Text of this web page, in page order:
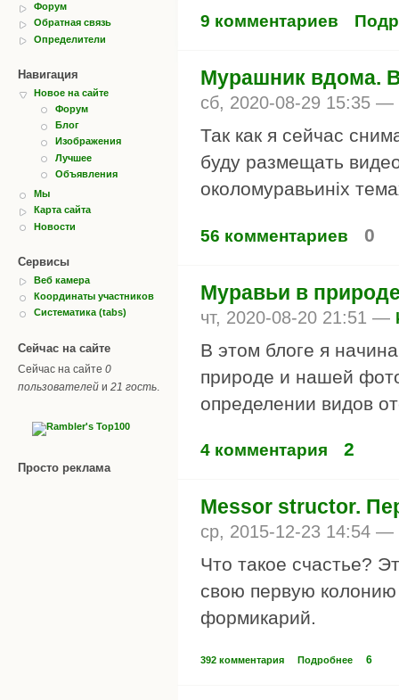
Форум
Обратная связь
Определители
Навигация
Новое на сайте
Форум
Блог
Изображения
Лучшее
Объявления
Мы
Карта сайта
Новости
Сервисы
Веб камера
Координаты участников
Систематика (tabs)
Сейчас на сайте
Сейчас на сайте 0
пользователей и 21 гость
Просто реклама
9 комментариев
Мурашник вдома.
сб, 2020-08-29 15:35 —
Так как я сейчас
буду размещать
околомуравьиніх
56 комментариев 0
Муравьи в
чт, 2020-08-20 21:51 —
В этом блоге я
природе и нашей
определении видов
4 комментария 2
Messor structor.
ср, 2015-12-23 14:54 —
Что такое счастье?
свою первую
формикарий.
392 комментария Подробнее 6